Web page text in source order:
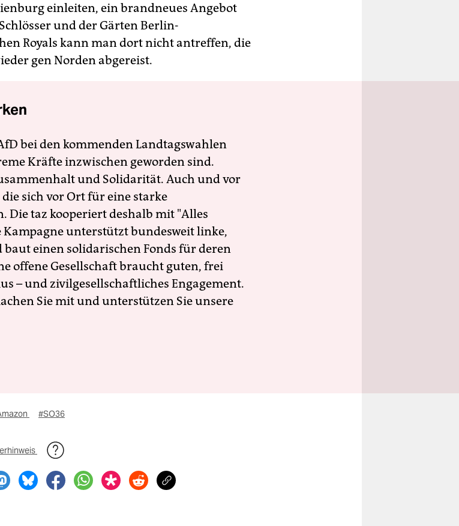
einleiten, ein brandneues Angebot
und der Gärten Berlin-
Royals kann man dort nicht antreffen, die
gen Norden abgereist.
bei den kommenden Landtagswahlen
Kräfte inzwischen geworden sind.
und Solidarität. Auch und vor
sich vor Ort für eine starke
Die taz kooperiert deshalb mit "Alles
unterstützt bundesweit linke,
einen solidarischen Fonds für deren
offene Gesellschaft braucht guten, frei
– und zivilgesellschaftliches Engagement.
Sie mit und unterstützen Sie unsere
#SO36